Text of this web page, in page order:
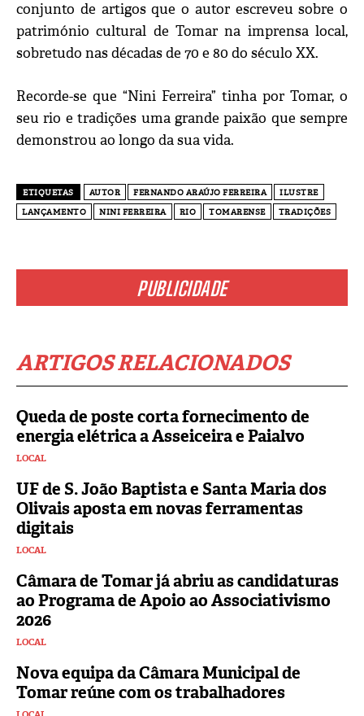
PUBLICIDADE
ARTIGOS RELACIONADOS
Queda de poste corta fornecimento de
energia elétrica a Asseiceira e Paialvo
LOCAL
UF de S. João Baptista e Santa Maria dos
Olivais aposta em novas ferramentas
digitais
LOCAL
Câmara de Tomar já abriu as candidaturas
ao Programa de Apoio ao Associativismo
2026
LOCAL
Nova equipa da Câmara Municipal de
Tomar reúne com os trabalhadores
conjunto de artigos que o autor escreveu sobre o
património cultural de Tomar na imprensa local,
sobretudo nas décadas de 70 e 80 do século XX.
Recorde-se que “Nini Ferreira” tinha por Tomar, o
seu rio e tradições uma grande paixão que sempre
demonstrou ao longo da sua vida.
ETIQUETAS AUTOR FERNANDO ARAÚJO FERREIRA
ILUSTRE
LANÇAMENTO
NINI FERREIRA RIO TOMARENSE TRADIÇÕES